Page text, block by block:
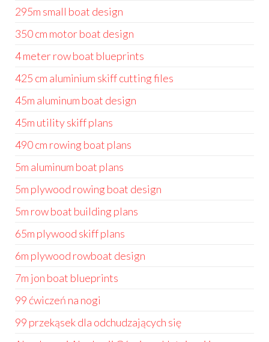
295m small boat design
350 cm motor boat design
4 meter row boat blueprints
425 cm aluminium skiff cutting files
45m aluminum boat design
45m utility skiff plans
490 cm rowing boat plans
5m aluminum boat plans
5m plywood rowing boat design
5m row boat building plans
65m plywood skiff plans
6m plywood rowboat design
7m jon boat blueprints
99 ćwiczeń na nogi
99 przekąsek dla odchudzających się